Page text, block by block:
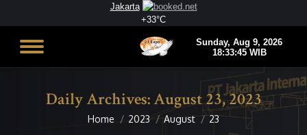
Jakarta
+33°C
Daily Archives:August 23, 2023
You are here:
Home 2023 August 23